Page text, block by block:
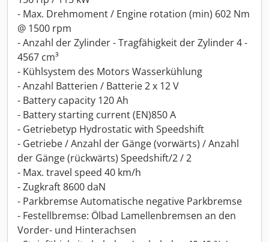
- Max. Drehmoment / Engine rotation (min) 602 Nm
@ 1500 rpm
- Anzahl der Zylinder - Tragfähigkeit der Zylinder 4 -
4567 cm³
- Kühlsystem des Motors Wasserkühlung
- Anzahl Batterien / Batterie 2 x 12 V
- Battery capacity 120 Ah
- Battery starting current (EN)850 A
- Getriebetyp Hydrostatic with Speedshift
- Getriebe / Anzahl der Gänge (vorwärts) / Anzahl
der Gänge (rückwärts) Speedshift/2 / 2
- Max. travel speed 40 km/h
- Zugkraft 8600 daN
- Parkbremse Automatische negative Parkbremse
- Festellbremse: Ölbad Lamellenbremsen an den
Vorder- und Hinterachsen